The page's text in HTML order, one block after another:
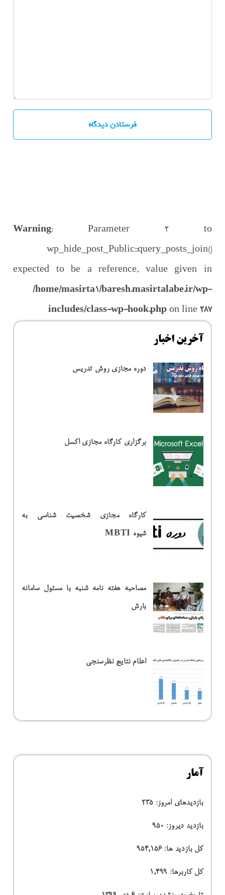
Warning: Parameter 2 to
wp_hide_post_Public::query_posts_join()
expected to be a reference, value given in
/home/masirta1/baresh.masirtalabe.ir/wp-
includes/class-wp-hook.phpon line 287
آخرین اخبار
دوره مجازی روش تدریس
برگزاری کارگاه مجازی اکسل
کارگاه مجازی شخصیت شناسی به
شیوه MBTI
مصاحبه هفته نامه شنبه با مسئول سامانه
بارش
اعلام نتایج نظرسنجی
آمار
بازدیدهای امروز: 235
بازدید دیروز: 950
کل بازدید ها:954,156
کل کاربرها: 1,499